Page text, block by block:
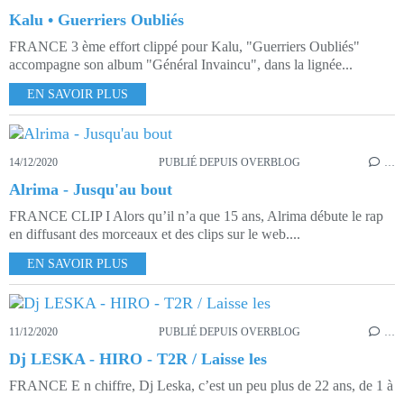
Kalu • Guerriers Oubliés
FRANCE 3 ème effort clippé pour Kalu, "Guerriers Oubliés"
accompagne son album "Général Invaincu", dans la lignée...
EN SAVOIR PLUS
14/12/2020 PUBLIÉ DEPUIS OVERBLOG …
Alrima - Jusqu'au bout
FRANCE CLIP I Alors qu’il n’a que 15 ans, Alrima débute le rap
en diffusant des morceaux et des clips sur le web....
EN SAVOIR PLUS
11/12/2020 PUBLIÉ DEPUIS OVERBLOG …
Dj LESKA - HIRO - T2R / Laisse les
FRANCE E n chiffre, Dj Leska, c’est un peu plus de 22 ans, de 1 à